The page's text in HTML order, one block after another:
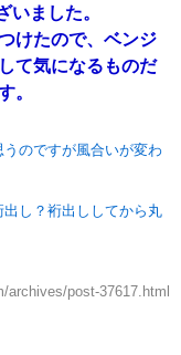
いました。
けたので、ベンジ
て気になるものだ
。
のですが風合いが変わ
し？裄出ししてから丸
archives/post-37617.html